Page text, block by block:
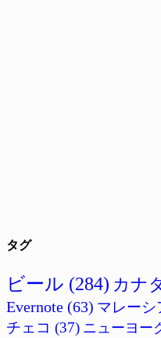
タグ
ビール (284) カナ
Evernote (63) マレーシ
チェコ (37) ニューヨー